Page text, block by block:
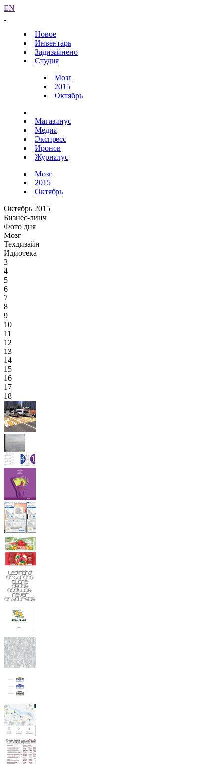
EN
Новое
Инвентарь
Задизайнено
Студия
Мозг
2015
Октябрь
Магазинус
Медиа
Экспресс
Иронов
Журналус
Мозг
2015
Октябрь
Октябрь 2015
Бизнес-линч
Фото дня
Мозг
Техдизайн
Идиотека
3
4
5
6
7
8
9
10
11
12
13
14
15
16
17
18